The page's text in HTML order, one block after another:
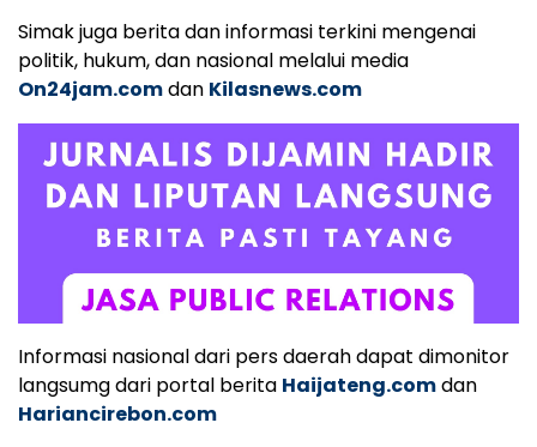
Simak juga berita dan informasi terkini mengenai
politik, hukum, dan nasional melalui media
On24jam.comdan Kilasnews.com
Informasi nasional dari pers daerah dapat dimonitor
langsumg dari portal berita Haijateng.comdan
Hariancirebon.com